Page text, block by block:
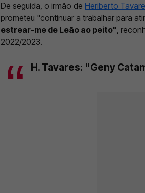
De seguida, o irmão de Heriberto
prometeu "continuar a trabalhar para
estrear-me de Leão ao peito",
2022/2023.
H. Tavares: "Geny